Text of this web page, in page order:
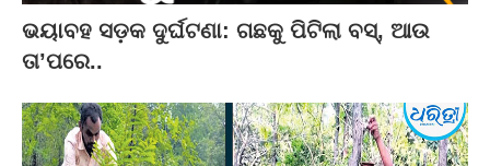
ଭୟାବହ ସଡ଼କ ଦୁର୍ଘଟଣା: ଗଛକୁ ପିଟିଲା ବସ୍‌, ଆଉ
ତା’ପରେ..